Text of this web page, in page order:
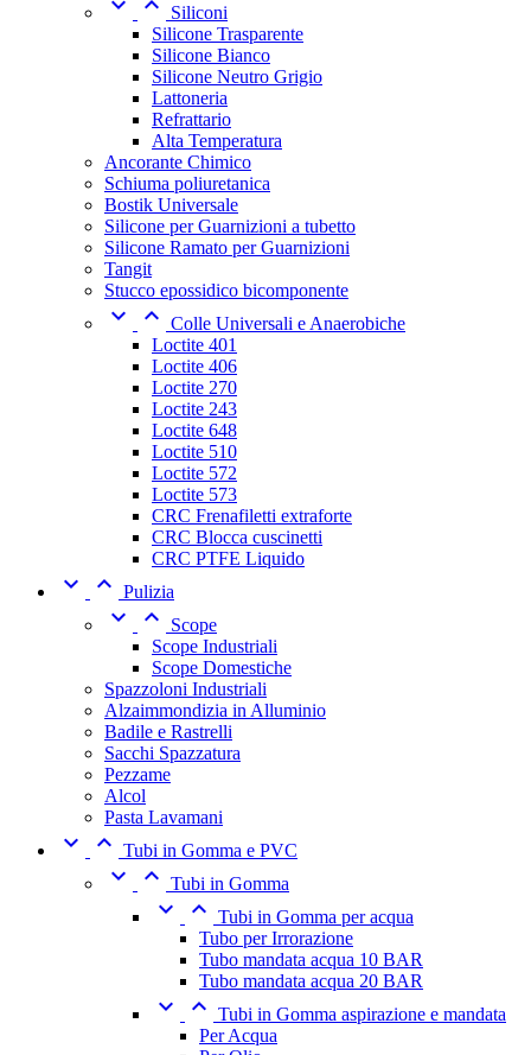
Siliconi
Silicone Trasparente
Silicone Bianco
Silicone Neutro Grigio
Lattoneria
Refrattario
Alta Temperatura
Ancorante Chimico
Schiuma poliuretanica
Bostik Universale
Silicone per Guarnizioni a tubetto
Silicone Ramato per Guarnizioni
Tangit
Stucco epossidico bicomponente
  Colle Universali e Anaerobiche
Loctite 401
Loctite 406
Loctite 270
Loctite 243
Loctite 648
Loctite 510
Loctite 572
Loctite 573
CRC Frenafiletti extraforte
CRC Blocca cuscinetti
CRC PTFE Liquido
  Pulizia
 
Scope
Scope Industriali
Scope Domestiche
Spazzoloni Industriali
Alzaimmondizia in Alluminio
Badile e Rastrelli
Sacchi Spazzatura
Pezzame
Alcol
Pasta Lavamani
  Tubi in Gomma e PVC
  Tubi in Gomma
  Tubi in Gomma per acqua
Tubo per Irrorazione
Tubo mandata acqua 10 BAR
Tubo mandata acqua 20 BAR
  Tubi in Gomma aspirazione e mandata
Per Acqua